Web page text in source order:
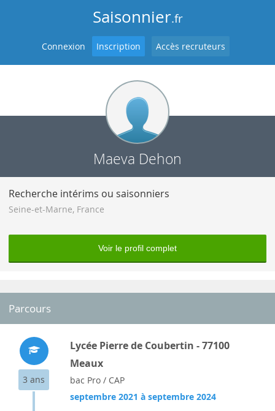
Saisonnier.fr
Connexion Inscription Accès recruteurs
Maeva Dehon
Recherche intérims ou saisonniers
Seine-et-Marne, France
Voir le profil complet
Parcours
3 ans
Lycée Pierre de Coubertin - 77100
Meaux
bac Pro / CAP
septembre 2021 à septembre 2024